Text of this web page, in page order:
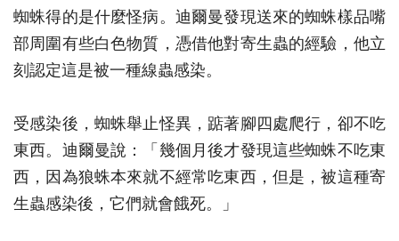
蜘蛛得的是什麼怪病。迪爾曼發現送來的蜘蛛樣品嘴
部周圍有些白色物質，憑借他對寄生蟲的經驗，他立
刻認定這是被一種線蟲感染。
受感染後，蜘蛛舉止怪異，踮著腳四處爬行，卻不吃
東西。迪爾曼說：「幾個月後才發現這些蜘蛛不吃東
西，因為狼蛛本來就不經常吃東西，但是，被這種寄
生蟲感染後，它們就會餓死。」